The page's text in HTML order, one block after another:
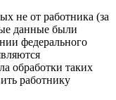
не от работника (за
данные были
федерального
обработки таких
работнику